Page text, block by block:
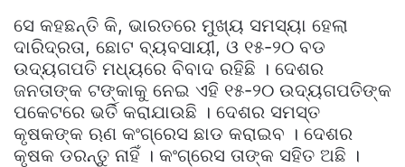
ସେ କହଛନ୍ତି କି, ଭାରତରେ ମୁଖ୍ୟ ସମସ୍ୟା ହେଲା
ଦାରିଦ୍ରତା, ଛୋଟ ବ୍ୟବସାୟୀ, ଓ ୧୫-୨୦ ବଡ
ଉଦ୍ୟଗପତି ମଧ୍ୟରେ ବିବାଦ ରହିଛି । ଦେଶର
ଜନତାଙ୍କ ଟଙ୍କାକୁ ନେଇ ଏହି ୧୫-୨୦ ଉଦ୍ୟଗପତିଙ୍କ
ପକେଟରେ ଭର୍ତି କରାଯାଉଛି । ଦେଶର ସମସ୍ତ
କୃଷକଙ୍କ ଋଣ କଂଗ୍ରେସ ଛାଡ କରାଇବ । ଦେଶର
କୃଷକ ଡରନ୍ତୁ ନାହିଁ । କଂଗ୍ରେସ ତାଙ୍କ ସହିତ ଅଛି ।